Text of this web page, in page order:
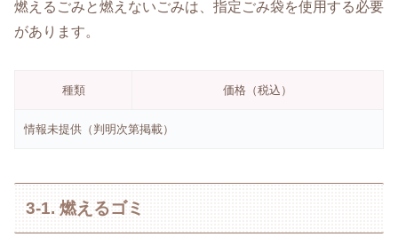
燃えるごみと燃えないごみは、指定ごみ袋を使用する必要
があります。
種類 価格（税込）
情報未提供（判明次第掲載）
3-1. 燃えるゴミ